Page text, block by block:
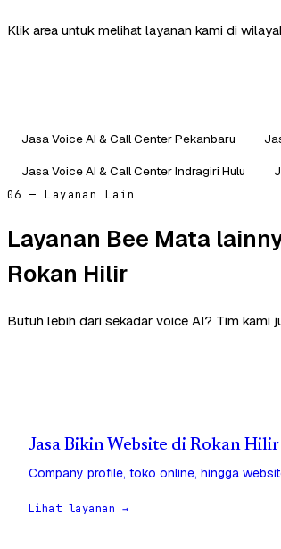
Klik area untuk melihat layanan kami di
Jasa Voice AI & Call Center Pekanbaru
Jasa Voice AI & Call Center Indragiri Hulu
06 — Layanan Lain
Layanan Bee Mata
Rokan Hilir
Butuh lebih dari sekadar voice AI? Tim kami
Jasa Bikin Website di Rokan Hilir
Company profile, toko online, hingga
Lihat layanan →